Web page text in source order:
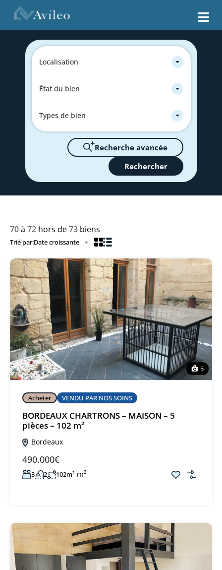
Localisation
État du bien
Types de bien
Recherche avancée
Rechercher
70à 72 hors de73 biens
Trié par:Date croissante
5
Acheter VENDU PAR NOS SOINS
BORDEAUX CHARTRONS – MAISON – 5
pièces – 102 m²
Bordeaux
490.000€
3 2 102m² m²